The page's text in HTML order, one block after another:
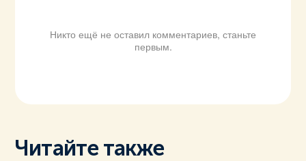
Никто ещё не оставил комментариев, станьте
первым.
Читайте также